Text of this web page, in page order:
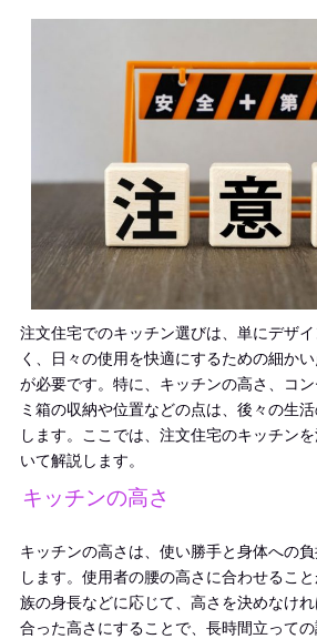
注文住宅でのキッチン選びは、単にデザ
く、日々の使用を快適にするための細か
が必要です。特に、キッチンの高さ、コ
ミ箱の収納や位置などの点は、後々の生
します。ここでは、注文住宅のキッチン
いて解説します。
キッチンの高さ
キッチンの高さは、使い勝手と身体への
します。使用者の腰の高さに合わせるこ
族の身長などに応じて、高さを決めなけ
合った高さにすることで、長時間立って